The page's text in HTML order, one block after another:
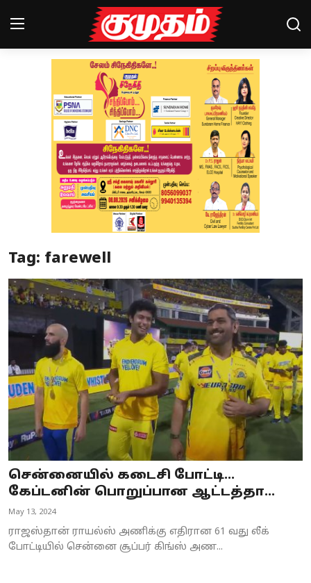
Magazines
Special Story
Business
Crime
Tamilnadu
National
World
Astrology
Spirituality
Weather
Tag: farewell
சென்னையில் கடைசி போட்டி...
கேப்டனின் பொறுப்பான ஆட்டத்தா...
May 13, 2024
ராஜஸ்தான் ராயல்ஸ் அணிக்கு எதிரான 61 வது லீக்
போட்டியில் சென்னை சூப்பர் கிங்ஸ் அண...